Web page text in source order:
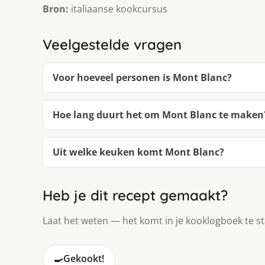
Bron: italiaanse kookcursus
Veelgestelde vragen
Voor hoeveel personen is Mont Blanc?
Hoe lang duurt het om Mont Blanc te
Uit welke keuken komt Mont Blanc?
Heb je dit recept gemaakt?
Laat het weten — het komt in je kooklogboek te
🍳Gekookt!